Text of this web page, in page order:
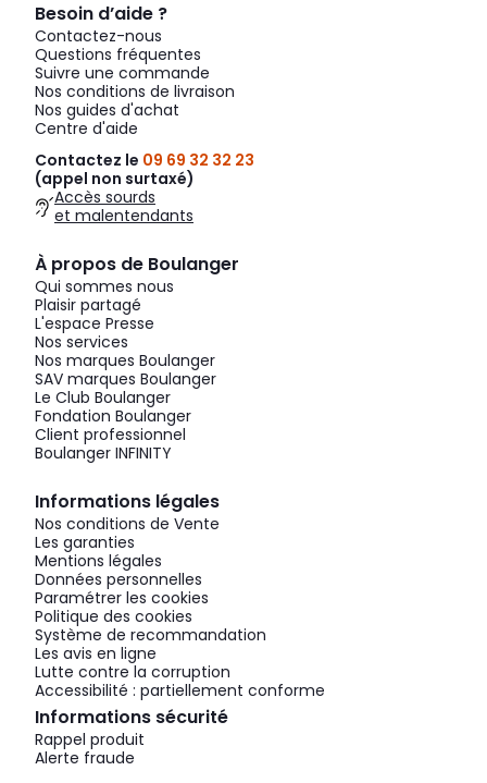
Besoin d’aide ?
Contactez-nous
Questions fréquentes
Suivre une commande
Nos conditions de livraison
Nos guides d'achat
Centre d'aide
Contactez le 09 69 32 32 23
(appel non surtaxé)
Accès sourds
et malentendants
À propos de Boulanger
Qui sommes nous
Plaisir partagé
L'espace Presse
Nos services
Nos marques Boulanger
SAV marques Boulanger
Le Club Boulanger
Fondation Boulanger
Client professionnel
Boulanger INFINITY
Informations légales
Nos conditions de Vente
Les garanties
Mentions légales
Données personnelles
Paramétrer les cookies
Politique des cookies
Système de recommandation
Les avis en ligne
Lutte contre la corruption
Accessibilité : partiellement conforme
Informations sécurité
Rappel produit
Alerte fraude